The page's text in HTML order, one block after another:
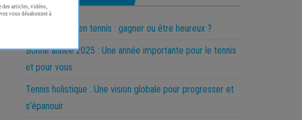
La motivation en tennis : gagner ou être heureux ?
Bonne année 2025 : Une année importante pour le tennis
et pour vous
Tennis holistique : Une vision globale pour progresser et
s’épanouir